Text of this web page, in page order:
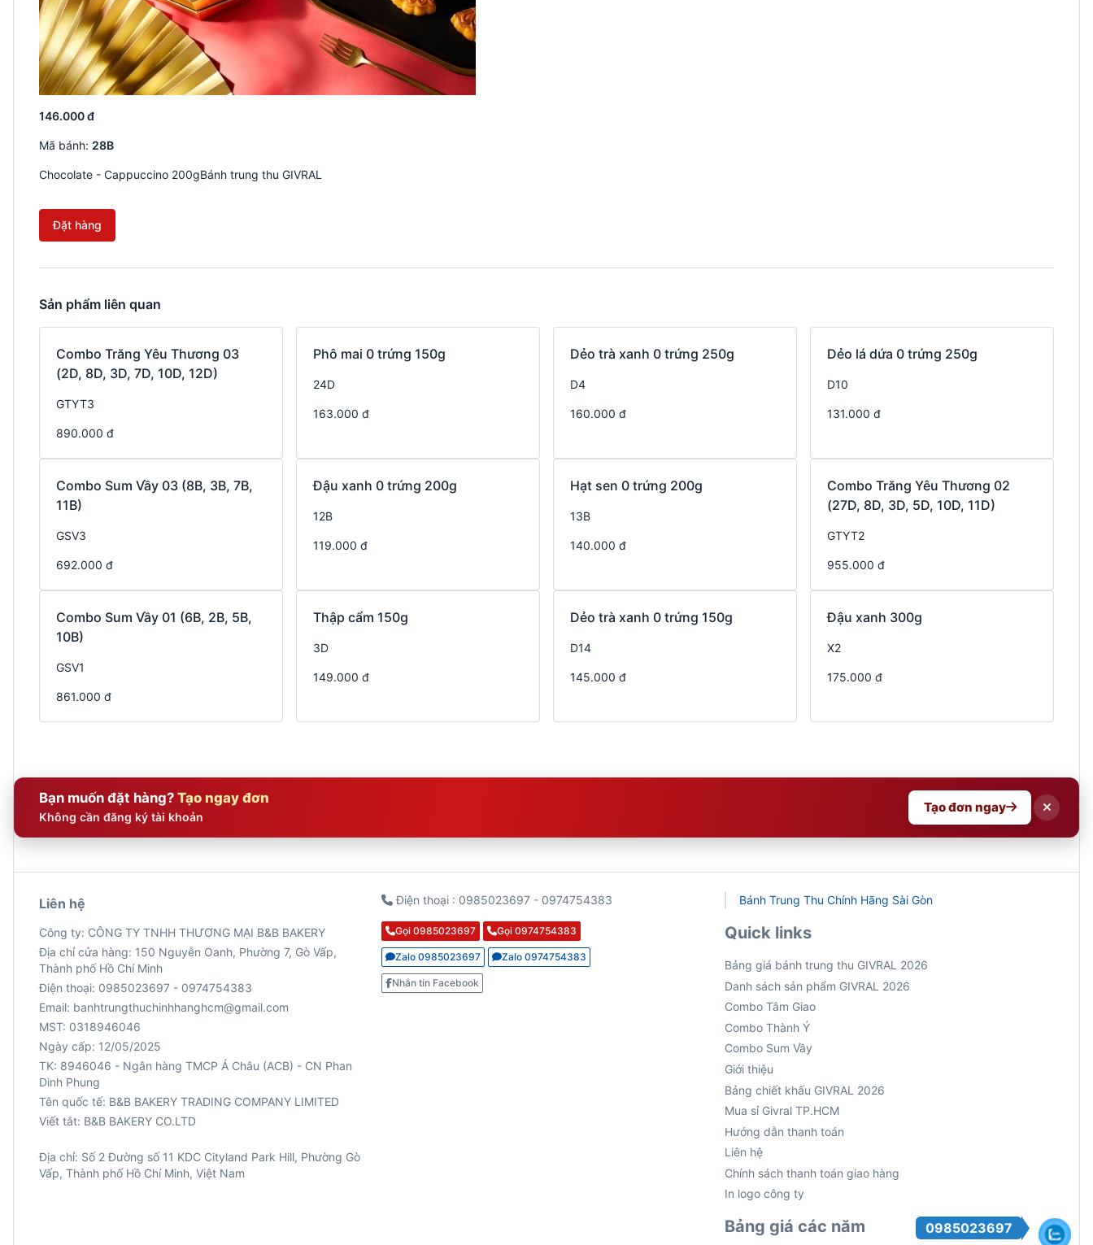
146.000 đ
Mã bánh: 28B
Chocolate - Cappuccino 200gBánh trung thu GIVRAL
Đặt hàng
Sản phẩm liên quan
Combo Trăng Yêu Thương 03
(2D, 8D, 3D, 7D, 10D, 12D)
GTYT3
890.000 đ
Phô mai 0 trứng 150g
24D
163.000 đ
Dẻo trà xanh 0 trứng 250g
D4
160.000 đ
Dẻo lá dứa 0 trứng 250g
D10
131.000 đ
Combo Sum Vầy 03 (8B, 3B, 7B,
11B)
GSV3
692.000 đ
Đậu xanh 0 trứng 200g
12B
119.000 đ
Hạt sen 0 trứng 200g
13B
140.000 đ
Combo Trăng Yêu Thương 02
(27D, 8D, 3D, 5D, 10D, 11D)
GTYT2
955.000 đ
Combo Sum Vầy 01 (6B, 2B, 5B,
10B)
GSV1
861.000 đ
Thập cẩm 150g
3D
149.000 đ
Dẻo trà xanh 0 trứng 150g
D14
145.000 đ
Đậu xanh 300g
X2
175.000 đ
Bạn muốn đặt hàng? Tạo ngay đơn
Không cần đăng ký tài khoản
Tạo đơn ngay
Liên hệ
Công ty: CÔNG TY TNHH THƯƠNG MẠI B&B BAKERY
Địa chỉ cửa hàng: 150 Nguyễn Oanh, Phường 7, Gò Vấp,
Thành phố Hồ Chí Minh
Điện thoại: 0985023697 - 0974754383
Email: banhtrungthuchinhhanghcm@gmail.com
MST: 0318946046
Ngày cấp: 12/05/2025
TK: 8946046 - Ngân hàng TMCP Á Châu (ACB) - CN Phan
Viết tắt: B&B BAKERY CO.LTD
Địa chỉ: Số 2 Đường số 11 KDC Cityland Park Hill, Phường Gò
Vấp, Thành phố Hồ Chí Minh, Việt Nam
Điện thoại : 0985023697 - 0974754383
Gọi 0985023697 Gọi 0974754383
Zalo 0985023697 Zalo 0974754383
Nhắn tin Facebook
Bánh Trung Thu Chính Hãng Sài Gòn
Quick links
Bảng giá bánh trung thu GIVRAL 2026
Danh sách sản phẩm GIVRAL 2026
Combo Tâm Giao
Combo Thành Ý
Combo Sum Vầy
Giới thiệu
Bảng chiết khấu GIVRAL 2026
Mua sỉ Givral TP.HCM
Hướng dẫn thanh toán
Liên hệ
Chính sách thanh toán giao hàng
In logo công ty
Bảng giá các năm 0985023697